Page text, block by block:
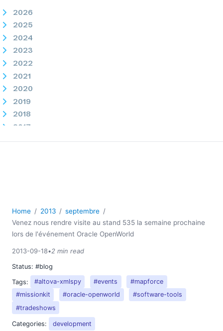
2026
2025
2024
2023
2022
2021
2020
2019
2018
2017
2016
03
04
06
07
08
09
Expressions XPath pour la production de rapports de
données
Home 2013
septembre
Venez nous rendre visite au stand 535 la semaine prochaine
lors de l'événement Oracle OpenWorld
2013-09-18•2 min read
Status: #blog
Tags:
#altova-xmlspy #events
#mapforce
#missionkit
#oracle-openworld
#software-tools
#tradeshows
Categories: development